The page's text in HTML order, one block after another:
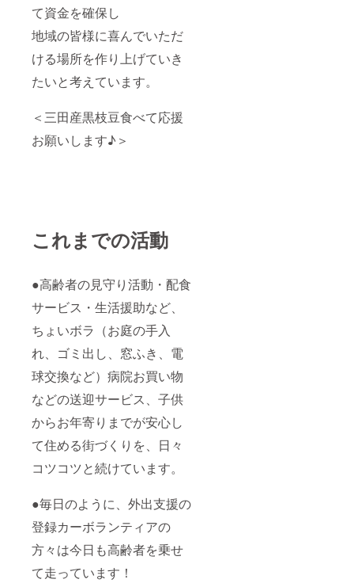
て資金を確保し
地域の皆様に喜んでいただ
ける場所を作り上げていき
たいと考えています。
＜三田産黒枝豆食べて応援
お願いします♪＞
これまでの活動
●高齢者の見守り活動・配食
サービス・生活援助など、
ちょいボラ（お庭の手入
れ、ゴミ出し、窓ふき、電
球交換など）病院お買い物
などの送迎サービス、子供
からお年寄りまでが安心し
て住める街づくりを、日々
コツコツと続けています。
●毎日のように、外出支援の
登録カーボランティアの
方々は今日も高齢者を乗せ
て走っています！